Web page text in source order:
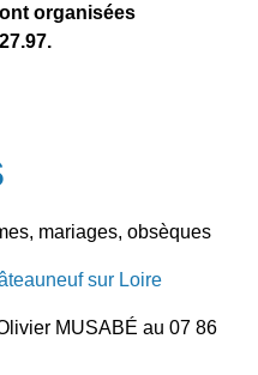
organisées
mariages, obsèques
sur Loire
MUSABÉ au 07 86